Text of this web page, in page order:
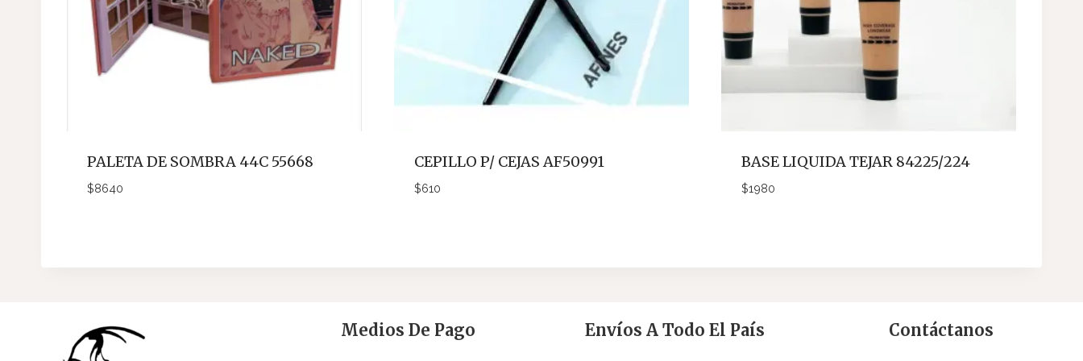
PALETA DE SOMBRA 44C 55668
$8640
CEPILLO P/ CEJAS AF50991
$610
BASE LIQUIDA TEJAR 84225/224
$1980
Medios De Pago Envíos A Todo El País Contáctanos